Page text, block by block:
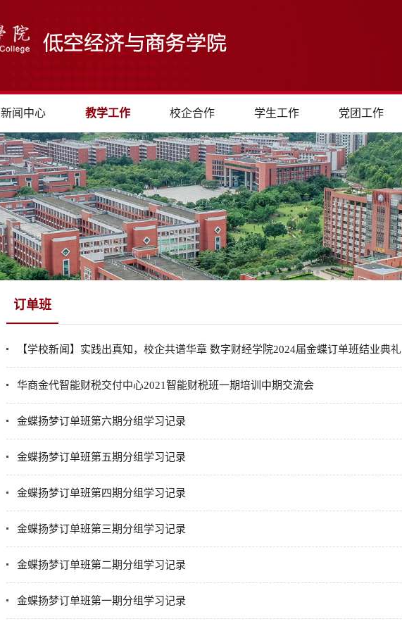
新闻中心 教学工作 校企合作 学生工作 党团工作
订单班
【学校新闻】实践出真知，校企共谱华章 数字财经学院2024届金蝶订单班结业典礼
华商金代智能财税交付中心2021智能财税班一期培训中期交流会
金蝶扬梦订单班第六期分组学习记录
金蝶扬梦订单班第五期分组学习记录
金蝶扬梦订单班第四期分组学习记录
金蝶扬梦订单班第三期分组学习记录
金蝶扬梦订单班第二期分组学习记录
金蝶扬梦订单班第一期分组学习记录